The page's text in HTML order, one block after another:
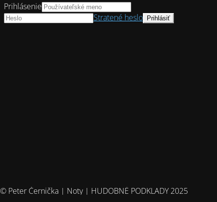
© Peter Černička | Noty | HUDOBNÉ PODKLADY 2025
Prihlásenie
Stratené heslo